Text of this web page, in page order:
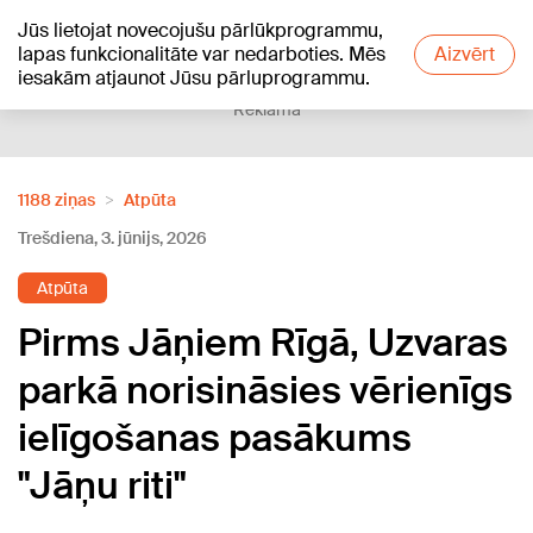
Jūs lietojat novecojušu pārlūkprogrammu,
lapas funkcionalitāte var nedarboties. Mēs
iesakām atjaunot Jūsu pārluprogrammu.
Aizvērt
+18°C
Reklāma
1188 ziņas
Atpūta
Trešdiena, 3. jūnijs, 2026
Atpūta
Pirms Jāņiem Rīgā, Uzvaras
parkā norisināsies vērienīgs
ielīgošanas pasākums
"Jāņu riti"